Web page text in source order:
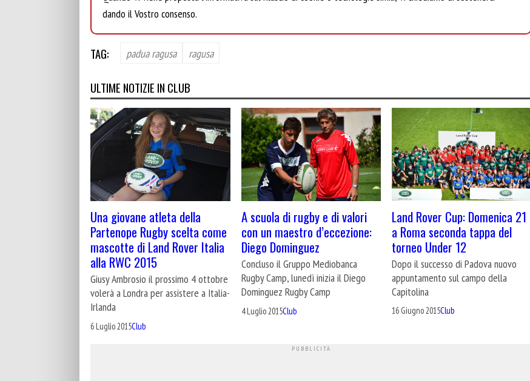
dando il Vostro consenso.
TAG: padua ragusa ragusa
ULTIME NOTIZIE IN CLUB
Una giovane atleta della
Partenope Rugby scelta come
mascotte di Land Rover Italia
alla RWC 2015
Giusy Ambrosio il prossimo 4 ottobre
volerà a Londra per assistere a Italia-
Irlanda
6 Luglio 2015Club
A scuola di rugby e di valori
con un maestro d’eccezione:
Diego Dominguez
Concluso il Gruppo Mediobanca
Rugby Camp, lunedì inizia il Diego
Dominguez Rugby Camp
4 Luglio 2015Club
Land Rover Cup: Domenica 21
a Roma seconda tappa del
torneo Under 12
Dopo il successo di Padova nuovo
appuntamento sul campo della
Capitolina
16 Giugno 2015Club